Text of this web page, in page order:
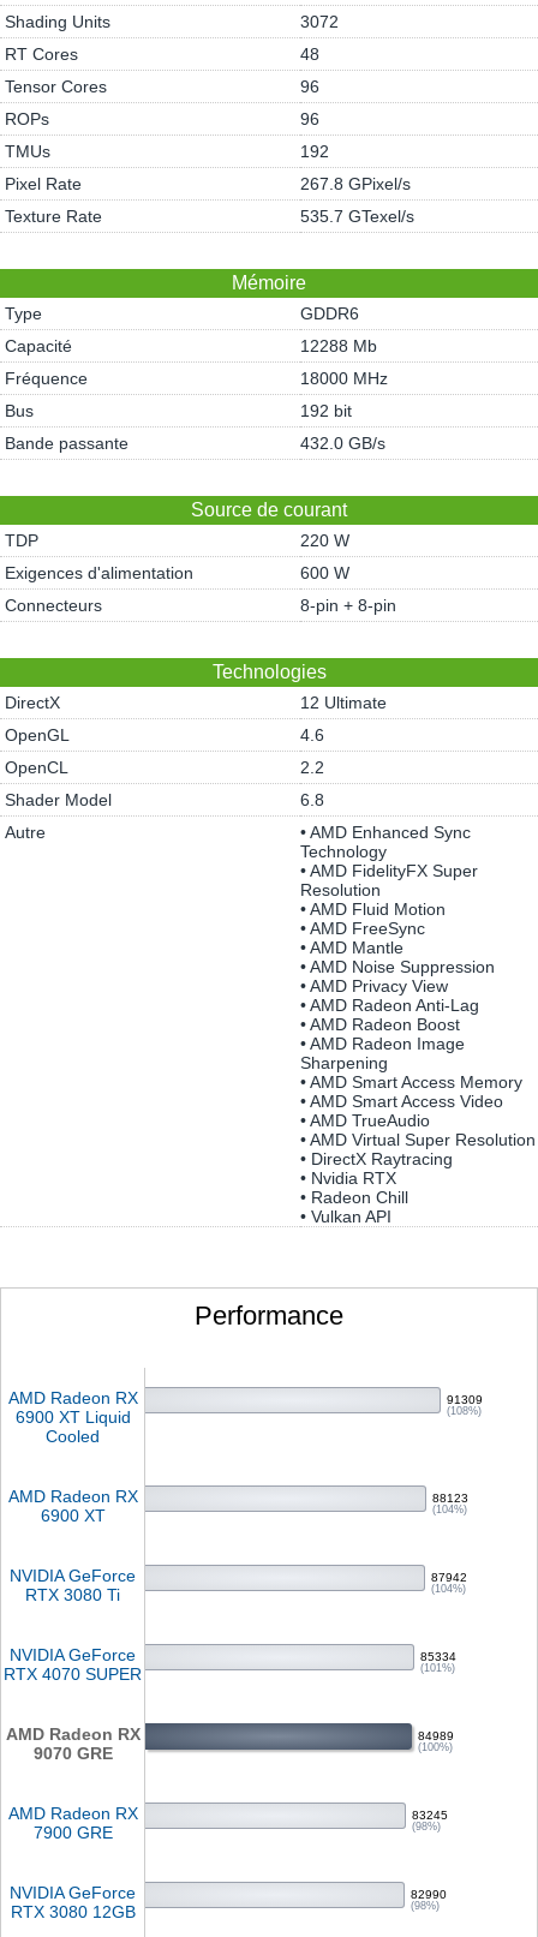
Shading Units
3072
RT Cores
48
Tensor Cores
96
ROPs
96
TMUs
192
Pixel Rate
267.8 GPixel/s
Texture Rate
535.7 GTexel/s
Mémoire
Type
GDDR6
Capacité
12288 Mb
Fréquence
18000 MHz
Bus
192 bit
Bande passante
432.0 GB/s
Source de courant
TDP
220 W
Exigences d'alimentation
600 W
Connecteurs
8-pin + 8-pin
Technologies
DirectX
12 Ultimate
OpenGL
4.6
OpenCL
2.2
Shader Model
6.8
Autre
• AMD Enhanced Sync
Technology
• AMD FidelityFX Super
Resolution
• AMD Fluid Motion
• AMD FreeSync
• AMD Mantle
• AMD Noise Suppression
• AMD Privacy View
• AMD Radeon Anti-Lag
• AMD Radeon Boost
• AMD Radeon Image
Sharpening
• AMD Smart Access Memory
• AMD Smart Access Video
• AMD TrueAudio
• AMD Virtual Super Resolution
• DirectX Raytracing
• Nvidia RTX
• Radeon Chill
• Vulkan API
Performance
AMD Radeon RX
6900 XT Liquid
Cooled
91309
(108%)
AMD Radeon RX
6900 XT
88123
(104%)
NVIDIA GeForce
RTX 3080 Ti
87942
(104%)
NVIDIA GeForce
RTX 4070 SUPER
85334
(101%)
AMD Radeon RX
9070 GRE
84989
(100%)
AMD Radeon RX
7900 GRE
83245
(98%)
NVIDIA GeForce
RTX 3080 12GB
82990
(98%)